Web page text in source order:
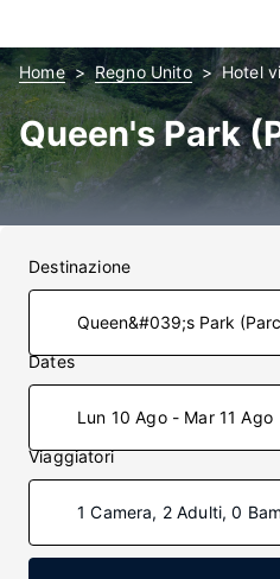
Home Regno Unito Hotel
Queen's Park
Destinazione
Dates
Lun 10 Ago - Mar 11 Ago
Viaggiatori
1 Camera, 2 Adulti, 0